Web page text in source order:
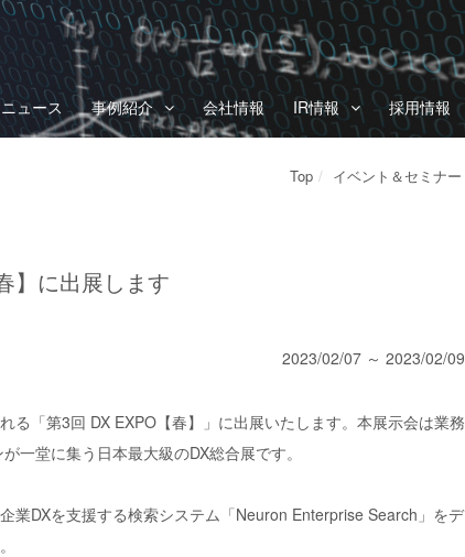
ニュース 事例紹介 会社情報 IR情報 採用情報
Top イベント＆セミナー
】に出展します
2023/02/07 ～ 2023/02/09
「第3回 DX EXPO【春】」に出展いたします。本展示会は業務
一堂に集う日本最大級のDX総合展です。
業DXを支援する検索システム「Neuron Enterprise Search」をデ